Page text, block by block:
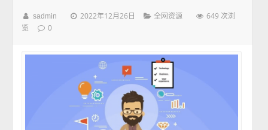
sadmin 2022年12月26日 全网资源
649 次浏
览
0